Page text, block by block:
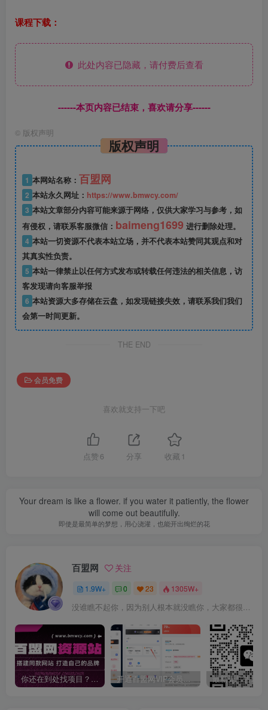
课程下载：
此处内容已隐藏，请付费后查看
------本页内容已结束，喜欢请分享------
© 版权声明
版权声明
1 本网站名称： 百盟网
2 本站永久网址： https://www.bmwcy.com/
3 本站文章部分内容可能来源于网络，仅供大家学习与参考，如
有侵权，请联系客服微信： baimeng1699 进行删除处理。
4 本站一切资源不代表本站立场，并不代表本站赞同其观点和对
其真实性负责。
5 本站一律禁止以任何方式发布或转载任何违法的相关信息，访
客发现请向客服举报
6 本站资源大多存储在云盘，如发现链接失效，请联系我们我们
会第一时间更新。
THE END
会员免费
喜欢就支持一下吧
点赞 6 分享 收藏 1
Your dream is like a flower. if you water it patiently, the flower
will come out beautifully.
即使是最简单的梦想，用心浇灌，也能开出绚烂的花
百盟网 关注
1.9W+ 0 23 1305W+
没谁瞧不起你，因为别人根本就没瞧你，大家都很忙的
你还在到处找项目？还在当韭菜？我靠卖项目一个月收入5万+，曾经我也是个失败者。 开通百盟网VIP会员，尊享全站资源免费下载，享70%的推广提成！！【限时五折优惠】